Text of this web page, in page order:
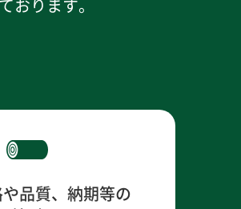
ります。
品質、納期等の